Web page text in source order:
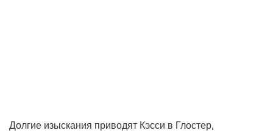
Долгие изыскания приводят Кэсси в Глостер,